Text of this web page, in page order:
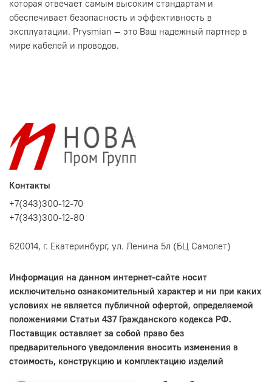
которая отвечает самым высоким стандартам и
обеспечивает безопасность и эффективность в
эксплуатации. Prysmian — это Ваш надежный партнер в
мире кабелей и проводов.
Контакты
+7(343)300-12-70
+7(343)300-12-80
620014, г. Екатеринбург, ул. Ленина 5л (БЦ Самолет)
Информация на данном интернет-сайте носит
исключительно ознакомительный характер и ни при каких
условиях не является публичной офертой, определяемой
положениями Статьи 437 Гражданского кодекса РФ.
Поставщик оставляет за собой право без
предварительного уведомления вносить изменения в
стоимость, конструкцию и комплектацию изделий